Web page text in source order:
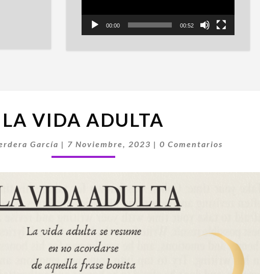
00:00 00:52
VIDA
LA VIDA ADULTA
García | 7 Noviembre, 2023 | Comentarios
0 Comentarios